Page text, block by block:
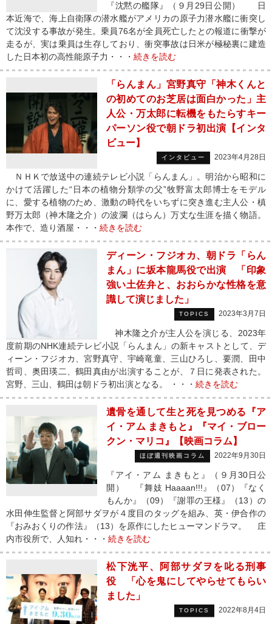
『沈黙の艦隊』（９月29日公開） 日
本近海で、海上自衛隊の潜水艦がアメリカの原子力潜水艦に衝突し
て沈没する事故が発生。乗員76名が全員死亡したとの報道に衝撃が
走るが、実は乗員は生存しており、衝突事故は日米が極秘裏に建造
した日本初の高性能原子力・・・ 続きを読む
「らんまん」宮野真守「神木くんと
の初めてのお芝居は面白かった」主
人公・万太郎に転機をもたらすキー
パーソン役で朝ドラ初出演【インタ
ビュー】
インタビュー 2023年4月28日
ＮＨＫで放送中の連続テレビ小説「らんまん」。明治から昭和に
かけて活躍した“日本の植物分類学の父”牧野富太郎博士をモデル
に、愛する植物のため、激動の時代をいちずに突き進む主人公・槙
野万太郎（神木隆之介）の波瀾（はらん）万丈な生涯を描く物語。
本作で、造り酒屋・・・ 続きを読む
ディーン・フジオカ、朝ドラ「らん
まん」に坂本龍馬役で出演 「印象
強い土佐弁と、おおらかな性格を意
識して演じました」
TOPICS 2023年3月7日
神木隆之介が主人公を演じる、2023年
度前期のNHK連続テレビ小説「らんまん」の新キャストとして、デ
ィーン・フジオカ、宮野真守、宇崎竜童、三山ひろし、要潤、田中
哲司、奥田瑛二、鶴田真由が出演することが、７日に発表された。
宮野、三山、鶴田は朝ドラ初出演となる。 ・・・ 続きを読む
遺骨を通して生と死を見つめる『ア
イ・アム まきもと』『マイ・ブロー
クン・マリコ』【映画コラム】
ほぼ週刊映画コラム 2022年9月30日
『アイ・アム まきもと』（９月30日公
開） 『舞妓 Haaaan!!!』（07）『なく
もんか』（09）『謝罪の王様』（13）の
水田伸生監督と阿部サダヲが４度目のタッグを組み、英・伊合作の
『おみおくりの作法』（13）を原作にしたヒューマンドラマ。 庄
内市役所で、人知れ・・・ 続きを読む
松下洸平、阿部サダヲを叱る刑事
役 「心を鬼にしてやらせてもらい
ました」
TOPICS 2022年8月4日